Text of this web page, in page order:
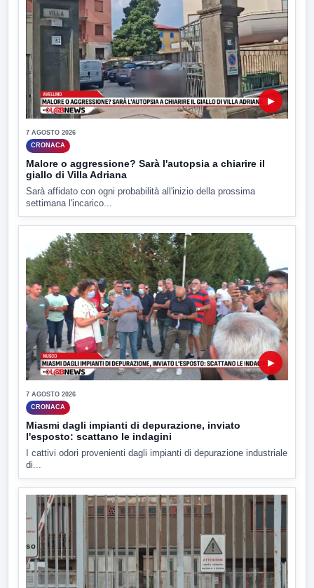
▶
7 AGOSTO 2026
CRONACA
Malore o aggressione? Sarà l'autopsia a chiarire il
giallo di Villa Adriana
Sarà affidato con ogni probabilità all'inizio della prossima
settimana l'incarico...
▶
7 AGOSTO 2026
CRONACA
Miasmi dagli impianti di depurazione, inviato
l'esposto: scattano le indagini
I cattivi odori provenienti dagli impianti di depurazione industriale
di...